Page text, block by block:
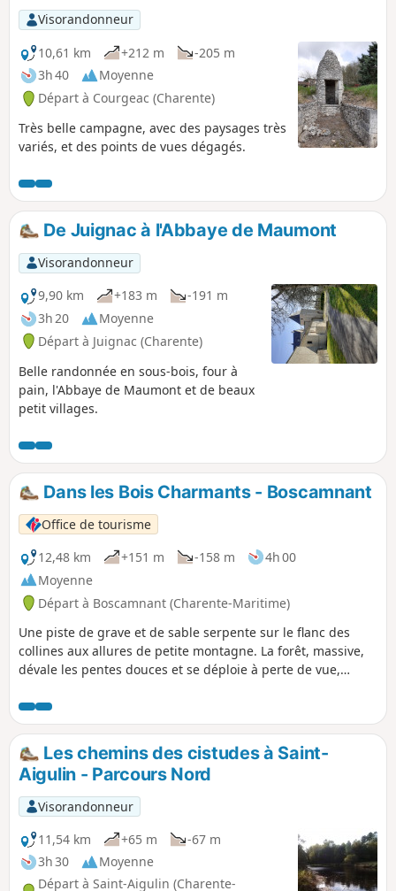
Visorandonneur
10,61 km
+212 m
-205 m
3h 40
Moyenne
Départ à Courgeac (Charente)
Très belle campagne, avec des paysages très
variés, et des points de vues dégagés.
De Juignac à l'Abbaye de Maumont
Visorandonneur
9,90 km
+183 m
-191 m
3h 20
Moyenne
Départ à Juignac (Charente)
Belle randonnée en sous-bois, four à
pain, l'Abbaye de Maumont et de beaux
petit villages.
Dans les Bois Charmants - Boscamnant
Office de tourisme
12,48 km
+151 m -158 m
4h 00
Moyenne
Départ à Boscamnant (Charente-Maritime)
Une piste de grave et de sable serpente sur le flanc des
collines aux allures de petite montagne. La forêt, massive,
dévale les pentes douces et se déploie à perte de vue,
Les chemins des cistudes à Saint-
Aigulin - Parcours Nord
Visorandonneur
11,54 km
+65 m
-67 m
3h 30
Moyenne
Départ à Saint-Aigulin (Charente-